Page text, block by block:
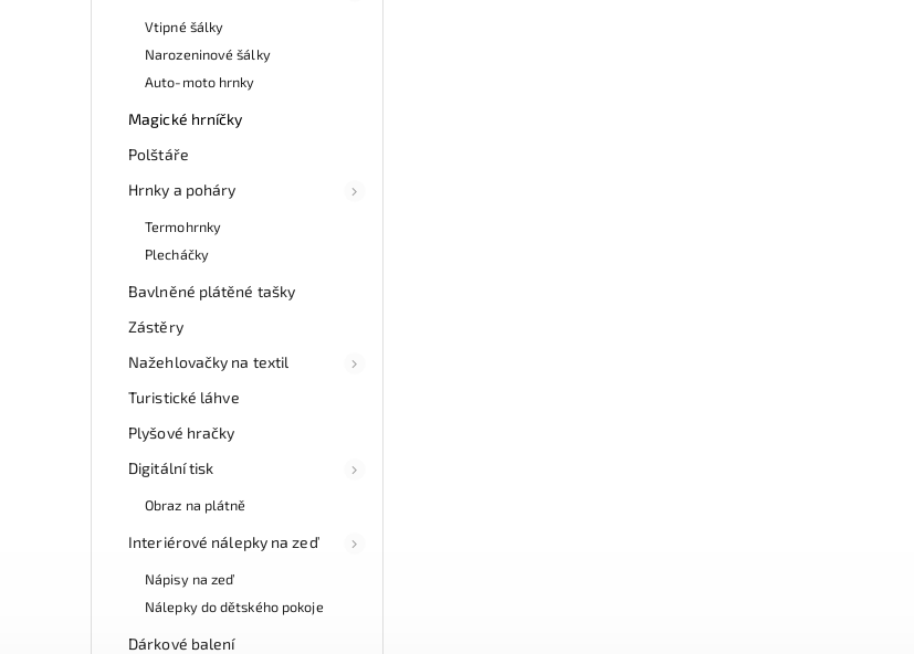
Vtipné šálky
Narozeninové šálky
Auto-moto hrnky
Magické hrníčky
Polštáře
Hrnky a poháry
Termohrnky
Plecháčky
Bavlněné plátěné tašky
Zástěry
Nažehlovačky na textil
Turistické láhve
Plyšové hračky
Digitální tisk
Obraz na plátně
Interiérové nálepky na zeď
Nápisy na zeď
Nálepky do dětského pokoje
Dárkové balení